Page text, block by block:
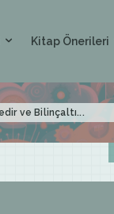
Kitap Önerileri
ve Bilinçaltı...